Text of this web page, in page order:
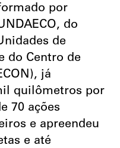
por
do
de
do Centro de
já
quilômetros por
70 ações
e apreendeu
e até